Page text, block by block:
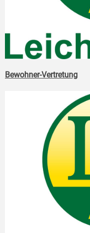
Bewohner-Vertretung